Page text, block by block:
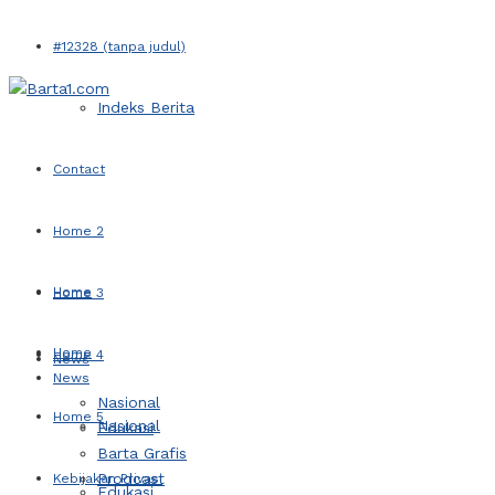
#12328 (tanpa judul)
Indeks Berita
Contact
Home 2
Home 3
Home 4
Home 5
Kebijakan Privasi
Home
News
Nasional
Home
News
Nasional
Edukasi
Barta Grafis
Prodcast